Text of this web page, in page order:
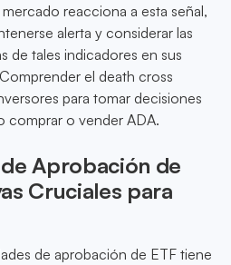
reacciona a esta señal,
alerta y considerar las
de tales indicadores en sus
el death cross
para tomar decisiones
comprar o vender ADA.
Aprobación de
Cruciales para
de aprobación de ETF tiene